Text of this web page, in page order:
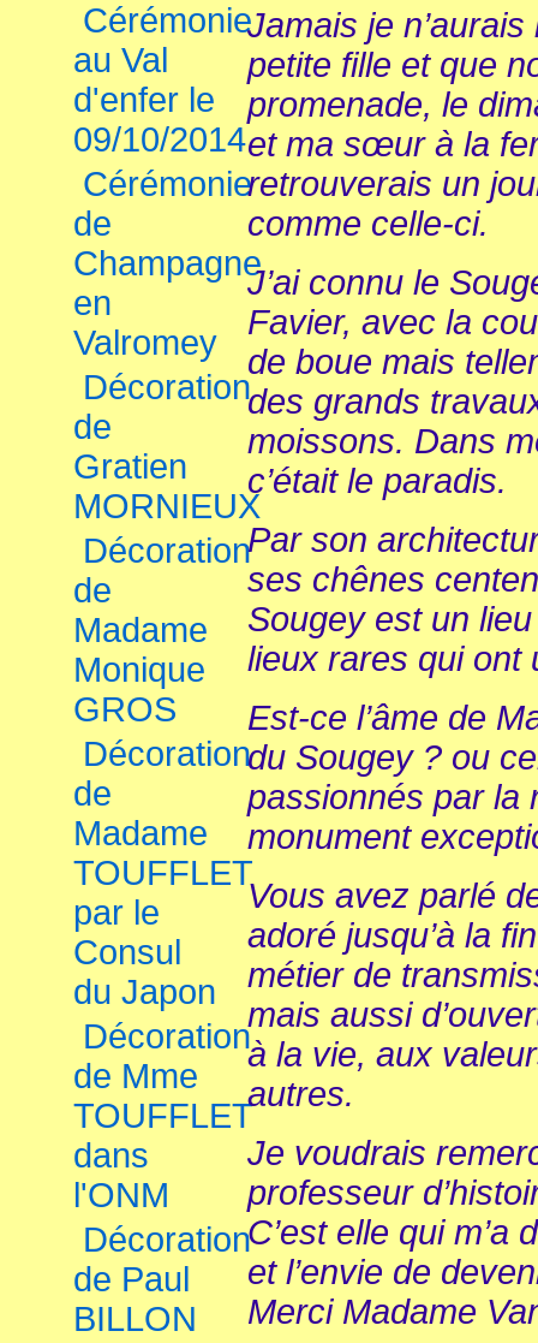
Cérémonie
au Val
d'enfer le
09/10/2014
Cérémonie
de
Champagne
en
Valromey
Décoration
de
Gratien
MORNIEUX
Décoration
de
Madame
Monique
GROS
Décoration
de
Madame
TOUFFLET
par le
Consul
du Japon
Décoration
de Mme
TOUFFLET
dans
l'ONM
Décoration
de Paul
BILLON
Jamais je
petite fille et que
promenade, le
et ma sœur à la
retrouverais un
comme celle-ci.
J’ai connu le
Favier, avec la
de boue mais
des grands
moissons. Dans
c’était le paradis.
Par son
ses chênes
Sougey est un
lieux rares qui ont
Est-ce l’âme de
du Sougey ? ou
passionnés par la
monument
Vous avez parlé
adoré jusqu’à la
métier de
mais aussi
à la vie, aux
autres.
Je voudrais
professeur
C’est elle qui m’a
et l’envie de
Merci Madame